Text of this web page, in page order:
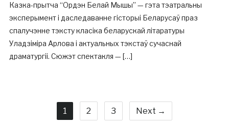
Казка-прытча “Ордэн Белай Мышы” — гэта тэатральны
эксперымент і даследаванне гісторыі Беларусаў праз
спалучэнне тэксту класіка беларускай літаратуры
Уладзіміра Арлова і актуальных тэкстаў сучаснай
драматургіі. Сюжэт спектакля — […]
1 2 3 Next →